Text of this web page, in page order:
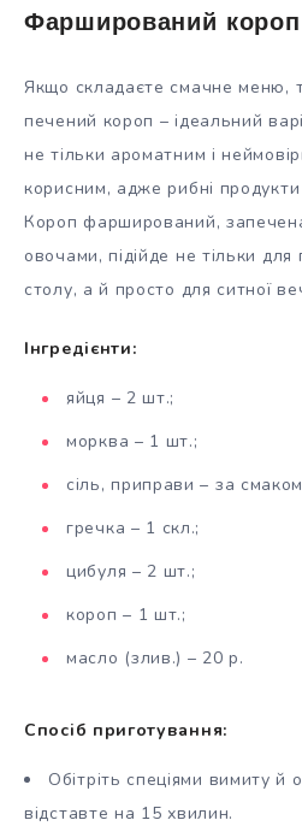
Фарширований короп
Якщо складаєте смачне меню,
печений короп – ідеальний
не тільки ароматним і
корисним, адже рибні
Короп фарширований,
овочами, підійде не тільки для
столу, а й просто для ситної
Інгредієнти:
яйця – 2 шт.;
морква – 1 шт.;
сіль, приправи – за
гречка – 1 скл.;
цибуля – 2 шт.;
короп – 1 шт.;
масло (злив.) – 20 р.
Спосіб приготування:
Обітріть спеціями вимиту й
відставте на 15 хвилин.